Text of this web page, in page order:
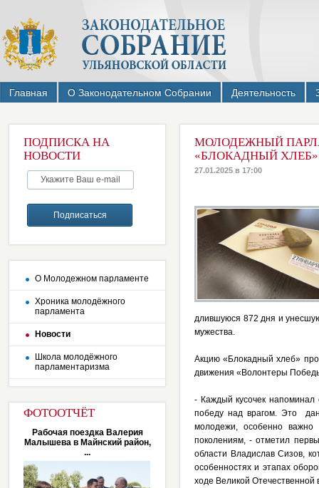
Главная О Законодательном Собрании Деятельность
ПОДПИСКА НА
НОВОСТИ
О Молодежном парламенте
Хроника молодёжного
парламента
Новости
Школа молодёжного
парламентаризма
ФОТООТЧЁТ
Рабочая поездка Валерия
Малышева в Майнский район,
...
МОЛОДЕЖНЫЙ
«БЛОКАДНЫЙ ХЛЕБ»
27.01.2025 в 17:00
длившуюся 872 дня и
мужества.
Акцию «Блокадный хлеб»
движения «Волонтеры
- Каждый кусочек напоминал
победу над врагом. Это
молодежи, особенно
поколениям, - отметил
области Владислав Сизов,
особенностях и этапах
ходе Великой Отечественной